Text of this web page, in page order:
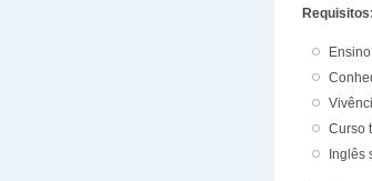
Requisitos:
Curso
Inglês